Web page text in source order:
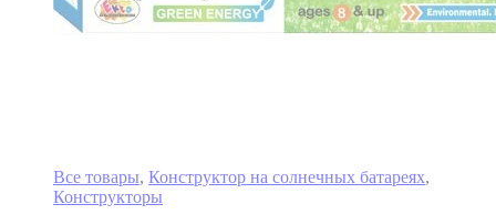
Все товары, Конструктор на солнечных батареях,
Конструкторы